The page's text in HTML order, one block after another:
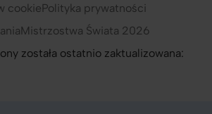
cookiePolityka prywatności
Mistrzostwa Świata 2026
została ostatnio zaktualizowana: